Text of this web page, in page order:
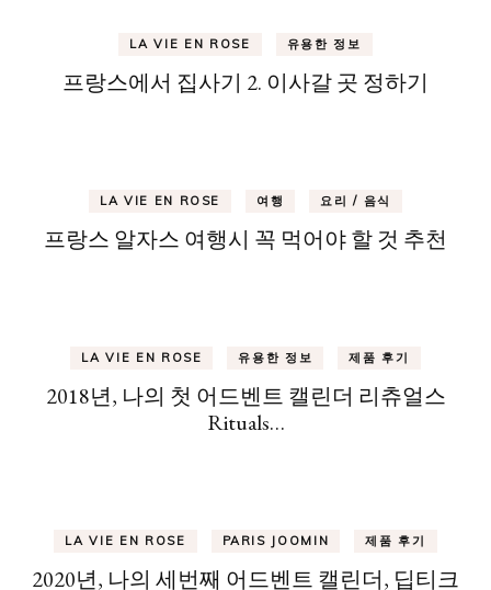
LA VIE EN ROSE 유용한 정보
프랑스에서 집사기 2. 이사갈 곳 정하기
LA VIE EN ROSE 여행 요리 / 음식
프랑스 알자스 여행시 꼭 먹어야 할 것 추천
LA VIE EN ROSE 유용한 정보 제품 후기
2018년, 나의 첫 어드벤트 캘린더 리츄얼스
Rituals…
LA VIE EN ROSE PARIS JOOMIN 제품 후기
2020년, 나의 세번째 어드벤트 캘린더, 딥티크